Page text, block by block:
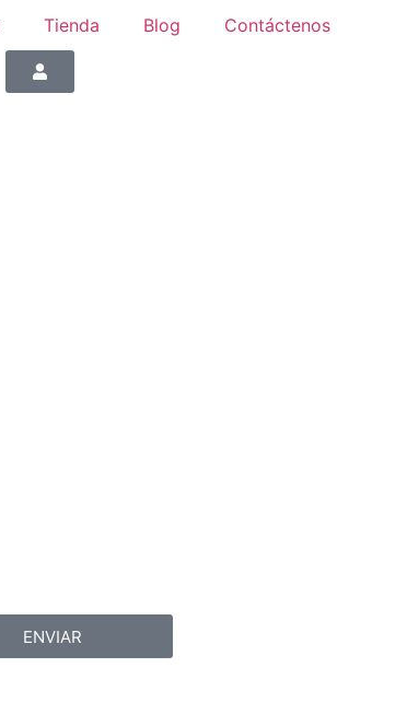
Tienda Blog Contáctenos
ENVIAR